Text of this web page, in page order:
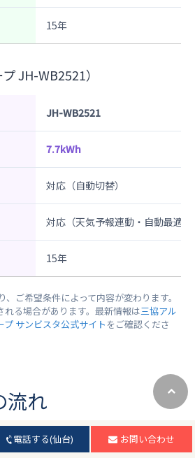
15年
JH-WB2521）
JH-WB2521
7.7kWh
対応（自動切替）
対応（天気予報連動・自動最適
15年
ご希望条件によって内容が変わります。
れる場合があります。最新情報は三協アル
プ サンビスタ公式サイト をご確認くださ
流れ
電話する(仙台) お問い合わせ